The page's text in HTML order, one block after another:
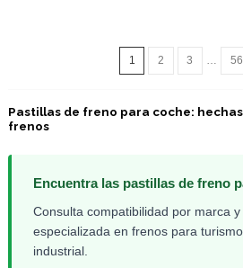
1 2 3 … 56
Pastillas de freno para coche:
frenos
Encuentra las pastillas de freno
Consulta compatibilidad por marca
especializada en frenos para
industrial.